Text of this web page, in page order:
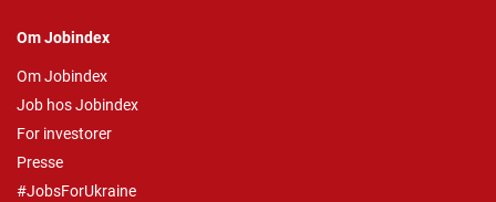
Om Jobindex
Om Jobindex
Job hos Jobindex
For investorer
Presse
#JobsForUkraine